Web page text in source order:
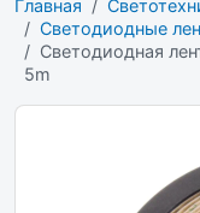
Главная
Светодиодные
Светодиодная
5m